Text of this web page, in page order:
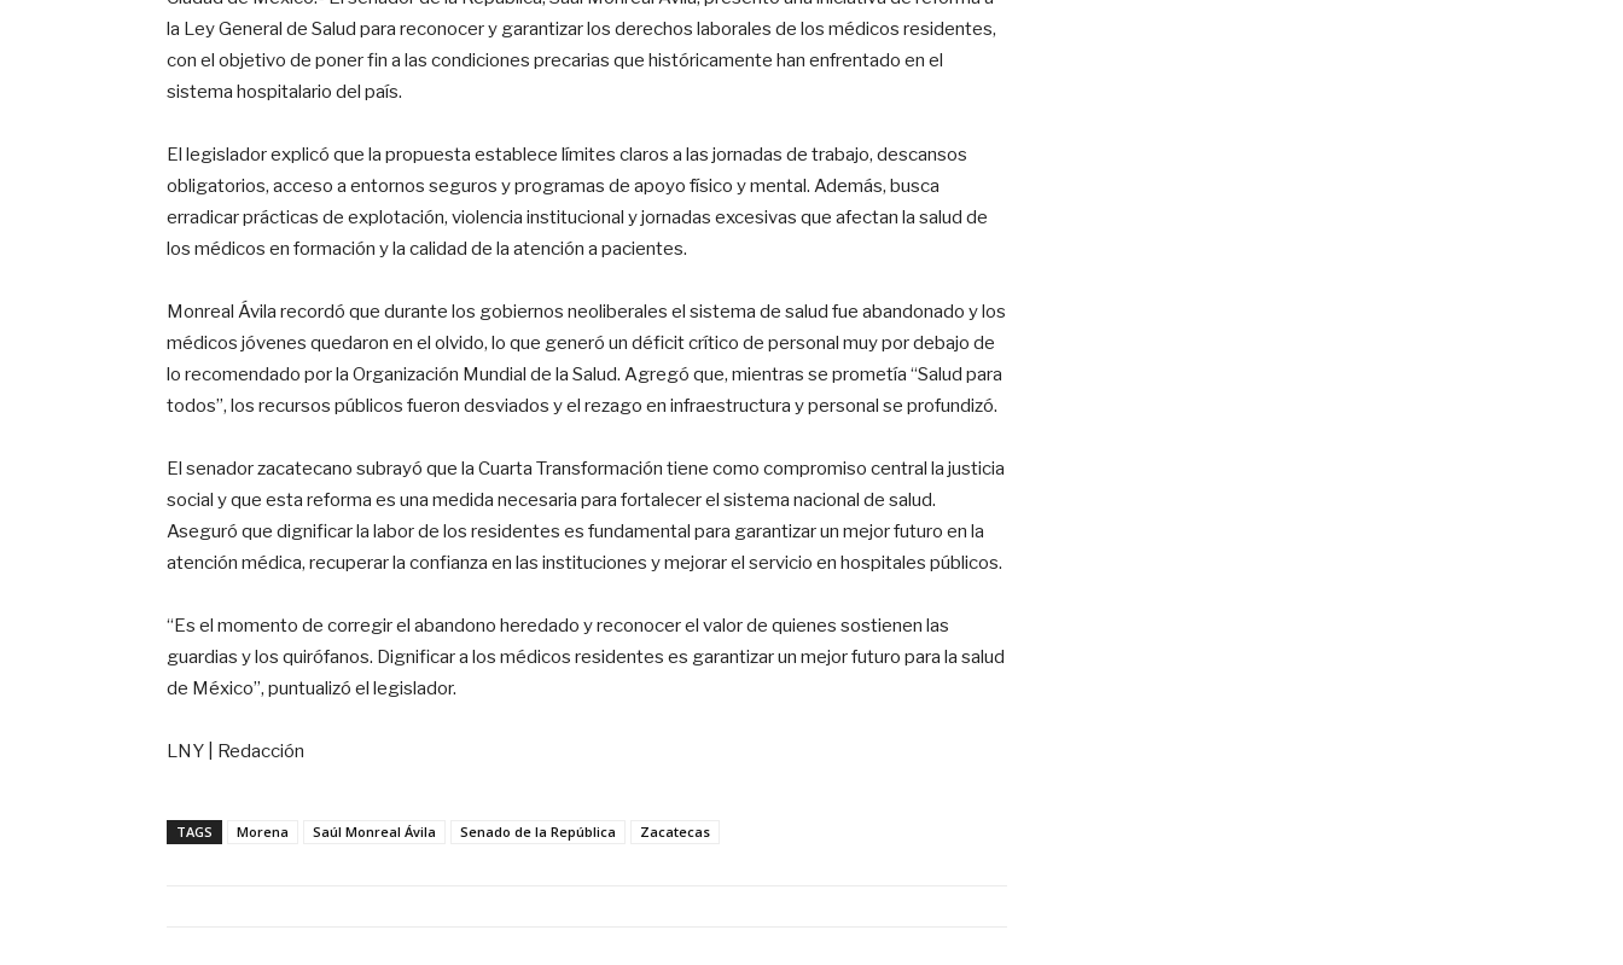
la Ley General de Salud para reconocer y garantizar los derechos laborales de los médicos residentes,
con el objetivo de poner fin a las condiciones precarias que históricamente han enfrentado en el
sistema hospitalario del país.
El legislador explicó que la propuesta establece límites claros a las jornadas de trabajo, descansos
obligatorios, acceso a entornos seguros y programas de apoyo físico y mental. Además, busca
erradicar prácticas de explotación, violencia institucional y jornadas excesivas que afectan la salud de
los médicos en formación y la calidad de la atención a pacientes.
Monreal Ávila recordó que durante los gobiernos neoliberales el sistema de salud fue abandonado y los
médicos jóvenes quedaron en el olvido, lo que generó un déficit crítico de personal muy por debajo de
lo recomendado por la Organización Mundial de la Salud. Agregó que, mientras se prometía “Salud para
todos”, los recursos públicos fueron desviados y el rezago en infraestructura y personal se profundizó.
El senador zacatecano subrayó que la Cuarta Transformación tiene como compromiso central la justicia
social y que esta reforma es una medida necesaria para fortalecer el sistema nacional de salud.
Aseguró que dignificar la labor de los residentes es fundamental para garantizar un mejor futuro en la
atención médica, recuperar la confianza en las instituciones y mejorar el servicio en hospitales públicos.
“Es el momento de corregir el abandono heredado y reconocer el valor de quienes sostienen las
guardias y los quirófanos. Dignificar a los médicos residentes es garantizar un mejor futuro para la salud
de México”, puntualizó el legislador.
LNY | Redacción
TAGS Morena Saúl Monreal Ávila Senado de la República Zacatecas